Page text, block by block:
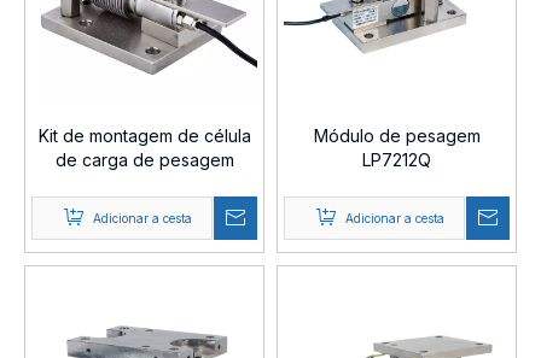
Kit de montagem de célula
de carga de pesagem
Adicionar a cesta
Módulo de pesagem
LP7212Q
Adicionar a cesta